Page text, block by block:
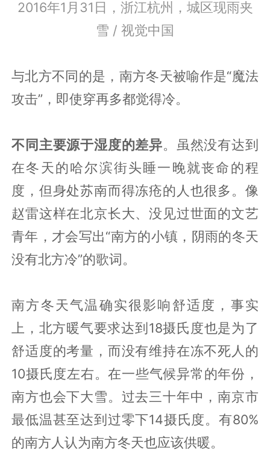
2016年1月31日，浙江杭州，城区现雨夹
雪 / 视觉中国
与北方不同的是，南方冬天被喻作是“魔法
攻击”，即使穿再多都觉得冷。
不同主要源于湿度的差异。虽然没有达到
在冬天的哈尔滨街头睡一晚就丧命的程
度，但身处苏南而得冻疮的人也很多。像
赵雷这样在北京长大、没见过世面的文艺
青年，才会写出“南方的小镇，阴雨的冬天
没有北方冷”的歌词。
南方冬天气温确实很影响舒适度，事实
上，北方暖气要求达到18摄氏度也是为了
舒适度的考量，而没有维持在冻不死人的
10摄氏度左右。在一些气候异常的年份，
南方也会下大雪。过去三十年中，南京市
最低温甚至达到过零下14摄氏度。有80%
的南方人认为南方冬天也应该供暖。